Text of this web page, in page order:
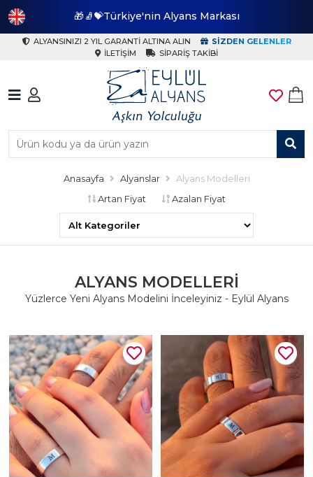
🎁🧦💝Türkiye'nin Alyans Markası
ALYANSINIZI 2 YIL GARANTI ALTINA ALIN
SIZDEN GELENLER
İLETIŞIM
SIPARIŞ TAKIBI
Anasayfa Alyanslar
Alyans Modelleri
Artan Fiyat
Azalan Fiyat
ALYANS MODELLERI
Yüzlerce Yeni Alyans Modelini İnceleyiniz - Eylül Alyans